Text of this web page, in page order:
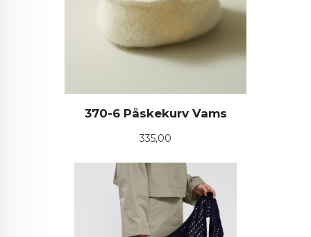
370-6 Påskekurv Vams
Pris
335,00